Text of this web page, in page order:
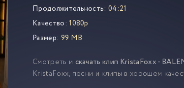
Продолжительность: 04:21
Качество: 1080p
Размер: 99 MB
Смотреть и скачать клип KristaFoxx -
KristaFoxx, песни и клипы в хорошем